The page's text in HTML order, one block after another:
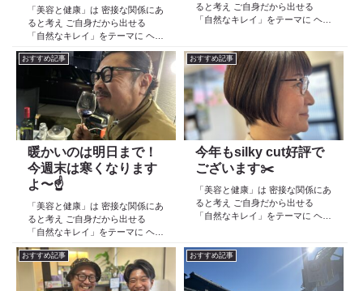
「美容と健康」は 密接な関係にあ
ると考え ご自身だから出せる
「自然なキレイ」をテーマに ヘア
の 「根本改善」を目的とした美容
院 Def 古江です 2023年３月30日
より スタートしたこのブログ
日々の事や...
ると考え ご自身だから出せる
「自然なキレイ」をテーマに ヘア
院 Def 古江です 2023年３月30日
より スタートしたこのブログ
日々の事や...
おすすめ記事
暖かいのは明日まで！
今週末は寒くなります
よ〜☝️
「美容と健康」は 密接な関係にあ
ると考え ご自身だから出せる
「自然なキレイ」をテーマに ヘア
ケア スキンケア インナーケア
の 「根本改善」を目的とした美容
院 Def 古江です 2023年３月30日
より スタートしたこのブログ
おすすめ記事
今年もsilky cut好評で
ございます✂️
「美容と健康」は 密接な関係にあ
ると考え ご自身だから出せる
「自然なキレイ」をテーマに ヘア
院 Def 古江です 2023年３月30日
より スタートしたこのブログ
日々の事や...
おすすめ記事 おすすめ記事